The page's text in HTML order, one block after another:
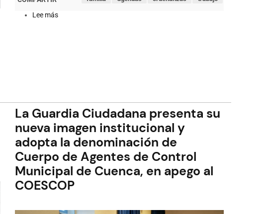
Lee más
Municipal
de
la
Ruralidad
en
La Guardia Ciudadana presenta su
nueva imagen institucional y
adopta la denominación de
Cuerpo de Agentes de Control
Municipal de Cuenca, en apego al
COESCOP